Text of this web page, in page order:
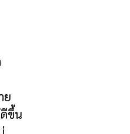
ย
ขึ้น